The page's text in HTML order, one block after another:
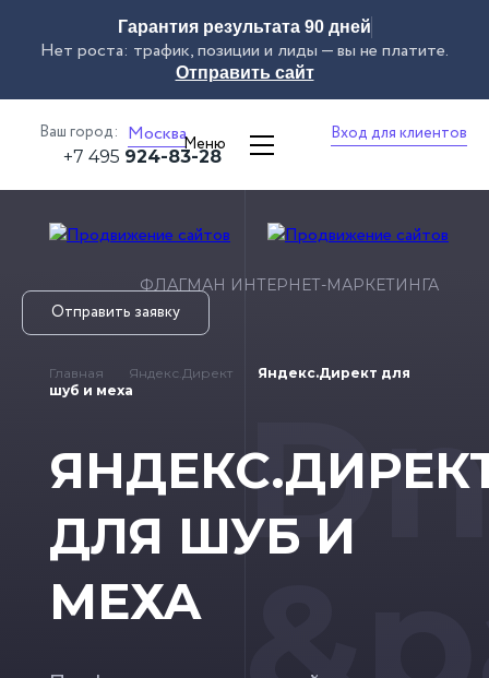
Гарантия результата 90 дней
Нет роста: трафик, позиции и лиды — вы не платите.
Отправить сайт
Ваш город: МоскваМеню
Вход для клиентов
+7 495 924-83-28
ФЛАГМАН ИНТЕРНЕТ-МАРКЕТИНГА
Отправить заявку
Главная Яндекс.Директ
Яндекс.Директ для
шуб и меха
ДЛЯ ШУБ И
МЕХА